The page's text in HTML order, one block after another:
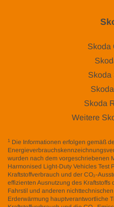
Skoda
Skoda
Skoda
Weitere
1 Die Informationen erfolgen gemäß
wurden nach dem vorgeschriebenen
Harmonised Light-Duty Vehicles Test
Kraftstoffverbrauch und der CO₂-
effizienten Ausnutzung des
Fahrstil und anderen
Erderwärmung hauptverantwortliche